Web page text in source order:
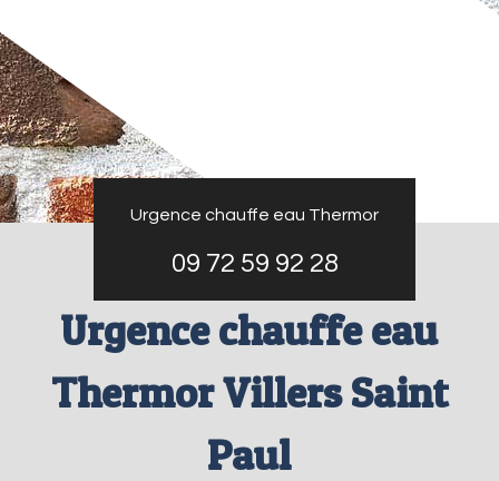
Urgence chauffe eau Thermor
09 72 59 92 28
Urgence chauffe eau
Thermor Villers Saint
Paul